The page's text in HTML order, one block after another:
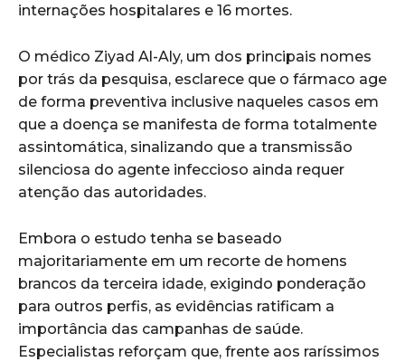
internações hospitalares e 16 mortes.
O médico Ziyad Al-Aly, um dos principais nomes
por trás da pesquisa, esclarece que o fármaco age
de forma preventiva inclusive naqueles casos em
que a doença se manifesta de forma totalmente
assintomática, sinalizando que a transmissão
silenciosa do agente infeccioso ainda requer
atenção das autoridades.
Embora o estudo tenha se baseado
majoritariamente em um recorte de homens
brancos da terceira idade, exigindo ponderação
para outros perfis, as evidências ratificam a
importância das campanhas de saúde.
Especialistas reforçam que, frente aos raríssimos